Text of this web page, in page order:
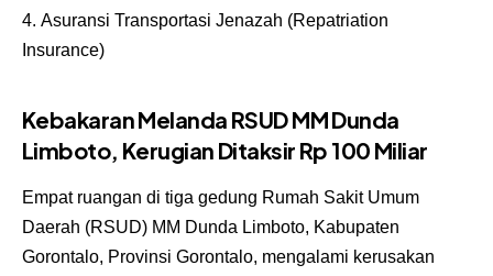
Asuransi Transportasi Jenazah (Repatriation
Insurance)
Kebakaran Melanda RSUD MM Dunda
Limboto, Kerugian Ditaksir Rp 100 Miliar
Empat ruangan di tiga gedung Rumah Sakit Umum
Daerah (RSUD) MM Dunda Limboto, Kabupaten
Gorontalo, Provinsi Gorontalo, mengalami kerusakan